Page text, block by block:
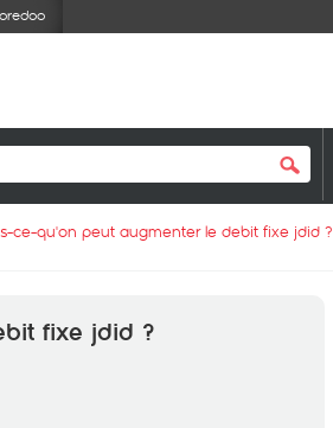
ce-qu'on peut augmenter le debit fixe jdid ?
fixe jdid ?